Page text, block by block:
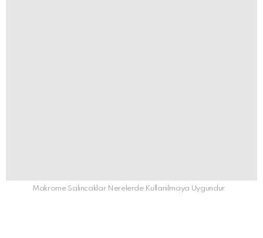
Makrome Salincaklar Nerelerde Kullanilmaya Uygundur